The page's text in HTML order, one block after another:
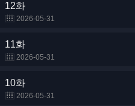
12화
2026-05-31
11화
2026-05-31
10화
2026-05-31